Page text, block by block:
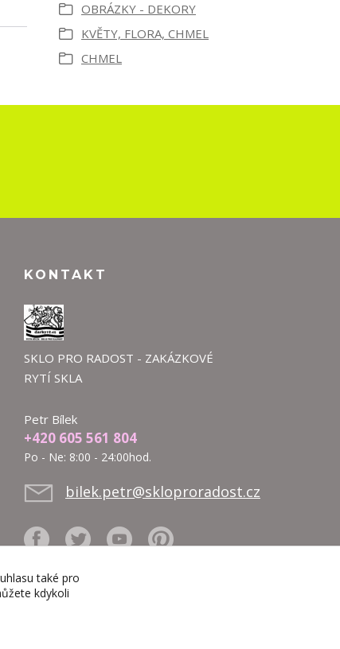
OBRÁZKY - DEKORY
KVĚTY, FLORA, CHMEL
CHMEL
KONTAKT
SKLO PRO RADOST - ZAKÁZKOVÉ
RYTÍ SKLA
Petr Bílek
+420 605 561 804
Po - Ne: 8:00 - 24:00hod.
bilek.petr@skloproradost.cz
také pro
kdykoli